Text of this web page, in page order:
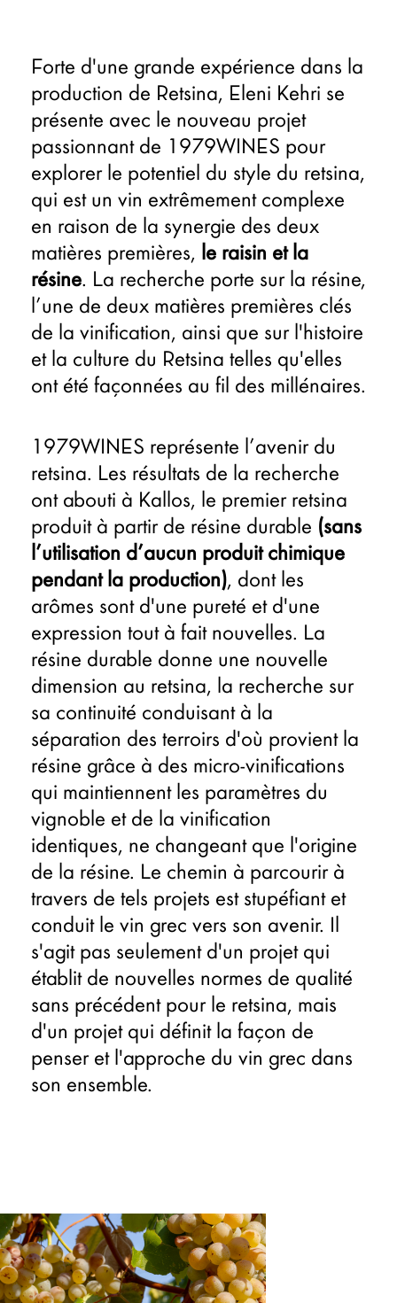
Forte d'une grande expérience dans la
production de Retsina, Eleni Kehri se
présente avec le nouveau projet
passionnant de 1979WINES pour
explorer le potentiel du style du retsina,
qui est un vin extrêmement complexe
en raison de la synergie des deux
matières premières, le raisin et la
résine. La recherche porte sur la résine,
l’une de deux matières premières clés
de la vinification, ainsi que sur l'histoire
et la culture du Retsina telles qu'elles
ont été façonnées au fil des millénaires.
1979WINES représente l’avenir du
retsina. Les résultats de la recherche
ont abouti à Kallos, le premier retsina
produit à partir de résine durable (sans
l’utilisation d’aucun produit chimique
pendant la production), dont les
arômes sont d'une pureté et d'une
expression tout à fait nouvelles. La
résine durable donne une nouvelle
dimension au retsina, la recherche sur
sa continuité conduisant à la
séparation des terroirs d'où provient la
résine grâce à des micro-vinifications
qui maintiennent les paramètres du
vignoble et de la vinification
identiques, ne changeant que l'origine
de la résine. Le chemin à parcourir à
travers de tels projets est stupéfiant et
conduit le vin grec vers son avenir. Il
s'agit pas seulement d'un projet qui
établit de nouvelles normes de qualité
sans précédent pour le retsina, mais
d'un projet qui définit la façon de
penser et l'approche du vin grec dans
son ensemble.